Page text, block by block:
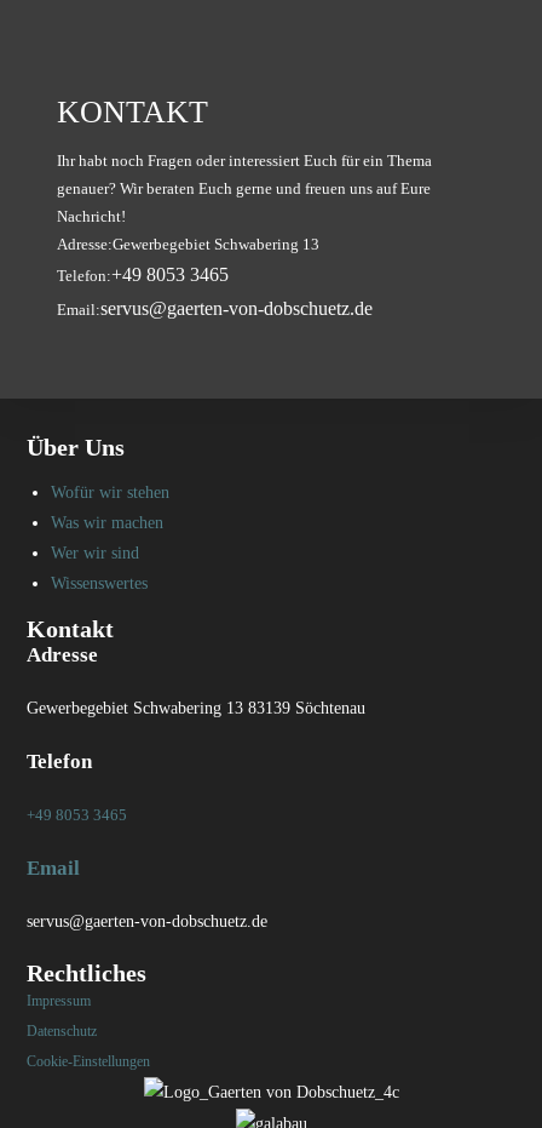
KONTAKT
Ihr habt noch Fragen oder interessiert Euch für ein Thema
genauer? Wir beraten Euch gerne und freuen uns auf Eure
Nachricht!
Adresse:Gewerbegebiet Schwabering 13
Telefon:+49 8053 3465Opens
in
Email:servus@gaerten-von-dobschuetz.deOpens
application
Über Uns
Wofür wir stehen
Was wir machen
Wer wir sind
Wissenswertes
Kontakt
Adresse
Gewerbegebiet Schwabering 13 83139 Söchtenau
Telefon
+49 8053 3465
Email
servus@gaerten-von-dobschuetz.de
Rechtliches
Impressum
Datenschutz
Cookie-Einstellungen